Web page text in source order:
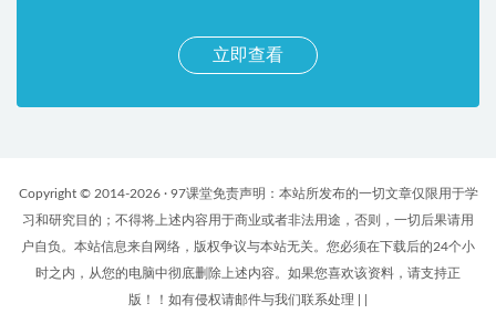
立即查看
Copyright © 2014-2026 · 97课堂免责声明：本站所发布的一切文章仅限用于学
习和研究目的；不得将上述内容用于商业或者非法用途，否则，一切后果请用
户自负。本站信息来自网络，版权争议与本站无关。您必须在下载后的24个小
时之内，从您的电脑中彻底删除上述内容。如果您喜欢该资料，请支持正
版！！如有侵权请邮件与我们联系处理